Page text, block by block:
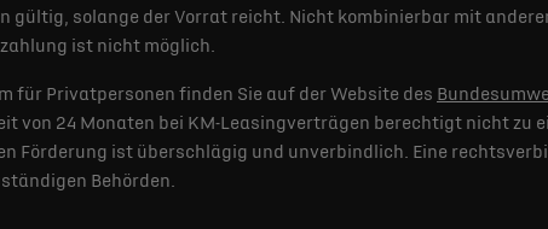
gültig, solange der Vorrat reicht. Nicht kombinierbar mit
ist nicht möglich.
für Privatpersonen finden Sie auf der Website des
von 24 Monaten bei KM-Leasingverträgen berechtigt nicht zu
Förderung ist überschlägig und unverbindlich. Eine
Behörden.